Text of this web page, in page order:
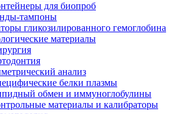
для биопроб
тампоны
гликозилированного гемоглобина
материалы
анализ
белки плазмы
обмен и иммуноглобулины
материалы и калибраторы